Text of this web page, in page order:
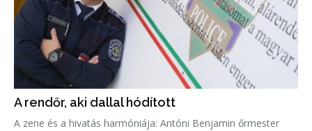
A rendőr, aki dallal hódított
A zene és a hivatás harmóniája: Antóni Benjamin őrmester